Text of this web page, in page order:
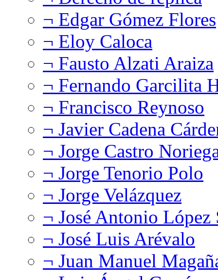
¬ Edgar Gómez Flores
¬ Eloy Caloca
¬ Fausto Alzati Araiza
¬ Fernando Garcilita
¬ Francisco Reynoso
¬ Javier Cadena
¬ Jorge Castro
¬ Jorge Tenorio Polo
¬ Jorge Velázquez
¬ José Antonio López
¬ José Luis Arévalo
¬ Juan Manuel